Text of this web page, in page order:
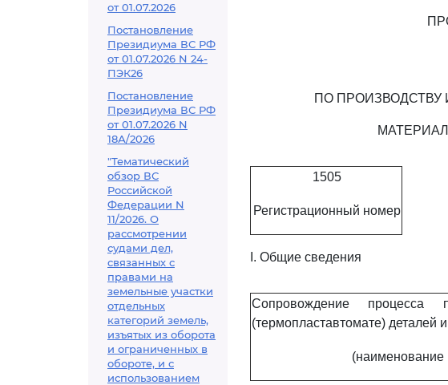
от 01.07.2026
Постановление
Президиума ВС РФ
от 01.07.2026 N 24-
ПЭК26
Постановление
Президиума ВС РФ
от 01.07.2026 N
18А/2026
"Тематический
обзор ВС
Российской
Федерации N
11/2026. О
рассмотрении
судами дел,
связанных с
правами на
земельные участки
отдельных
категорий земель,
изъятых из оборота
и ограниченных в
обороте, и с
использованием
ПО
1505
Регистрационный номер
I. Общие сведения
Сопровождение процесса
(термопластавтомате) деталей
(наименование